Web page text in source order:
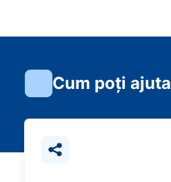
Cum poți ajuta